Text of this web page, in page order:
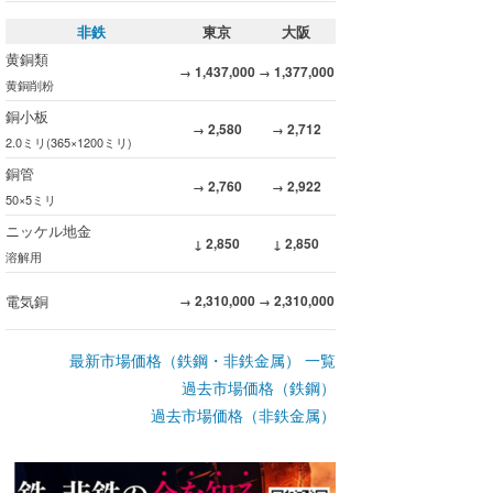
非鉄 東京
大阪
黄銅類
黄銅削粉
→ 1,437,000 → 1,377,000
銅小板
2.0ミリ(365×1200ミリ)
→ 2,580 → 2,712
銅管
50×5ミリ
→ 2,760 → 2,922
ニッケル地金
溶解用
↓ 2,850 ↓ 2,850
電気銅 → 2,310,000 → 2,310,000
最新市場価格（鉄鋼・非鉄金属） 一覧
過去市場価格（鉄鋼）
過去市場価格（非鉄金属）